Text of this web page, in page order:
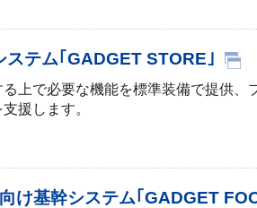
ステム｢GADGET STORE｣
上で必要な機能を標準装備で提供
援します。
け基幹システム｢GADGET